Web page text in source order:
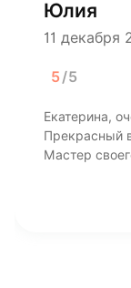
Юлия
11 декабря
5/5
Екатерина,
Прекрасный
Мастер